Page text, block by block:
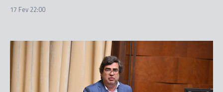
17 Fev 22:00